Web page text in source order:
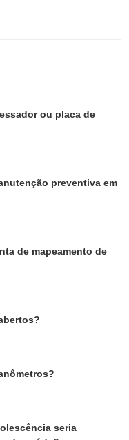
ou placa de
preventiva em
de mapeamento de
seria